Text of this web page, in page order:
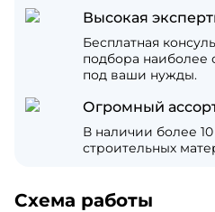
Высокая
Бесплатная
подбора наиболее
под ваши нужды.
Огромный
В наличии более
строительных
Схема работы